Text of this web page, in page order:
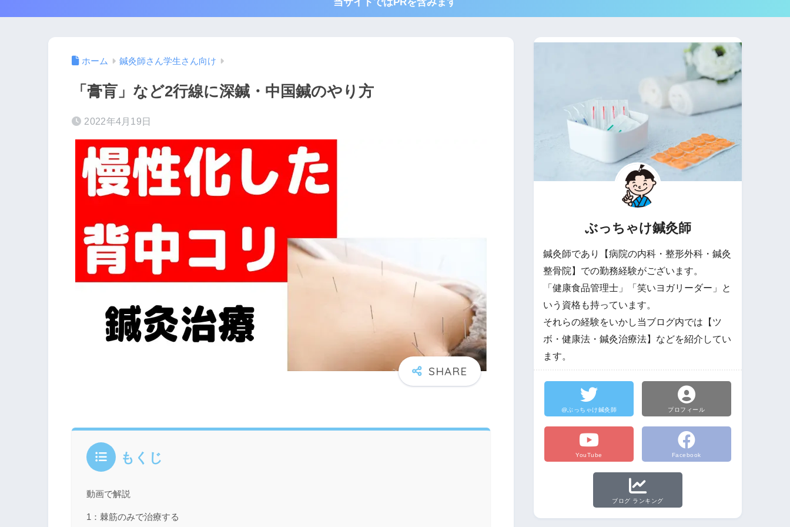
ホーム 鍼灸師さん学生さん向け
「膏肓」など2行線に深鍼・中国鍼のやり方
2022年4月19日
もくじ
動画で解説
1：棘筋のみで治療する
ぶっちゃけ鍼灸師
鍼灸師であり【病院の内科・整形外科・鍼灸
整骨院】での勤務経験がございます。
「健康食品管理士」「笑いヨガリーダー」と
いう資格も持っています。
それらの経験をいかし当ブログ内では【ツ
ボ・健康法・鍼灸治療法】などを紹介してい
ます。
@ぶっちゃけ鍼灸師 プロフィール
YouTube Facebook
ブログ ランキング